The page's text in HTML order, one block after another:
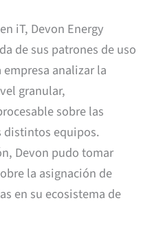
iT, Devon Energy
de sus patrones de uso
analizar la
granular,
sobre las
distintos equipos.
Devon pudo tomar
la asignación de
en su ecosistema de